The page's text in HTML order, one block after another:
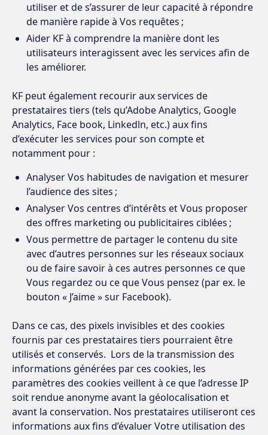
utiliser et de s’assurer de leur capacité à répondre
de manière rapide à Vos requêtes ;
Aider KF à comprendre la manière dont les
utilisateurs interagissent avec les services afin de
les améliorer.
KF peut également recourir aux services de
prestataires tiers (tels qu’Adobe Analytics, Google
Analytics, Face book, Linkedln, etc.) aux fins
d’exécuter les services pour son compte et
notamment pour :
Analyser Vos habitudes de navigation et mesurer
l’audience des sites ;
Analyser Vos centres d’intérêts et Vous proposer
des offres marketing ou publicitaires ciblées ;
Vous permettre de partager le contenu du site
avec d’autres personnes sur les réseaux sociaux
ou de faire savoir à ces autres personnes ce que
Vous regardez ou ce que Vous pensez (par ex. le
bouton « J’aime » sur Facebook).
Dans ce cas, des pixels invisibles et des cookies
fournis par ces prestataires tiers pourraient être
utilisés et conservés. Lors de la transmission des
informations générées par ces cookies, les
paramètres des cookies veillent à ce que l’adresse IP
soit rendue anonyme avant la géolocalisation et
avant la conservation. Nos prestataires utiliseront ces
informations aux fins d’évaluer Votre utilisation des